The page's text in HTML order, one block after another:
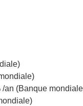
an (Banque